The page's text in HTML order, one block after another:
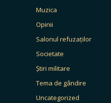
Muzica
Opinii
Salonul refuzaților
Societate
Știri militare
Tema de gândire
Uncategorized